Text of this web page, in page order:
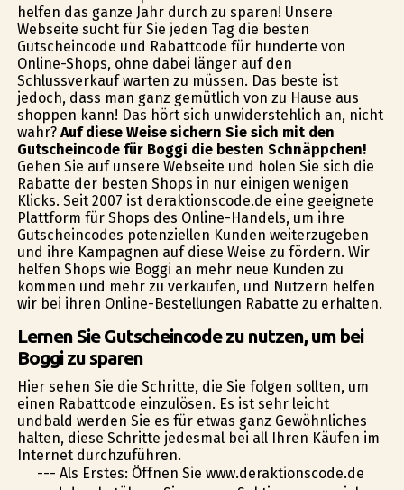
helfen das ganze Jahr durch zu sparen! Unsere
Webseite sucht für Sie jeden Tag die besten
Gutscheincode und Rabattcode für hunderte von
Online-Shops, ohne dabei länger auf den
Schlussverkauf warten zu müssen. Das beste ist
jedoch, dass man ganz gemütlich von zu Hause aus
shoppen kann! Das hört sich unwiderstehlich an, nicht
wahr? Auf diese Weise sichern Sie sich mit den
Gutscheincode für Boggi die besten Schnäppchen!
Gehen Sie auf unsere Webseite und holen Sie sich die
Rabatte der besten Shops in nur einigen wenigen
Klicks. Seit 2007 ist deraktionscode.de eine geeignete
Plattform für Shops des Online-Handels, um ihre
Gutscheincodes potenziellen Kunden weiterzugeben
und ihre Kampagnen auf diese Weise zu fördern. Wir
helfen Shops wie Boggi an mehr neue Kunden zu
kommen und mehr zu verkaufen, und Nutzern helfen
wir bei ihren Online-Bestellungen Rabatte zu erhalten.
Lernen Sie Gutscheincode zu nutzen, um bei
Boggi zu sparen
Hier sehen Sie die Schritte, die Sie folgen sollten, um
einen Rabattcode einzulösen. Es ist sehr leicht
undbald werden Sie es für etwas ganz Gewöhnliches
halten, diese Schritte jedesmal bei all Ihren Käufen im
Internet durchzuführen.
--- Als Erstes: Öffnen Sie www.deraktionscode.de